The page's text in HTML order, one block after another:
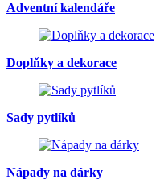
Adventní kalendáře
Doplňky a dekorace
Sady pytlíků
Nápady na dárky